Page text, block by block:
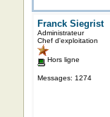
Franck Siegrist
Administrateur
Chef d'exploitation
Hors ligne
Messages: 1274